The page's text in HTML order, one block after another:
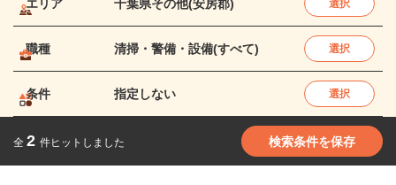
エリア 千葉県その他(安房郡) 選択
職種 清掃・警備・設備(すべて) 選択
条件 指定しない 選択
全 2 件ヒットしました 検索条件を保存